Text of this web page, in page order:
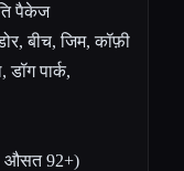
पैकेज
बीच, जिम, कॉफ़ी
पार्क,
औसत 92+)